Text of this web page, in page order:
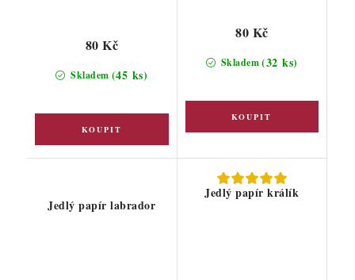
Skladem (45 ks)
80 Kč
Skladem(32 ks)
80 Kč
Jedlý papír labrador
Jedlý papír králík